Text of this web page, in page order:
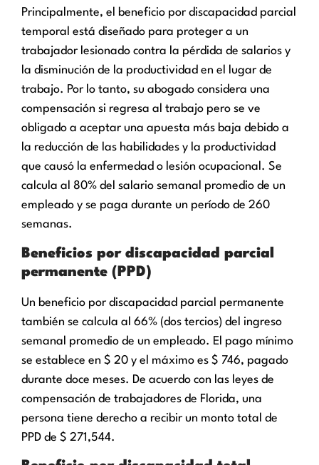
Principalmente, el beneficio por discapacidad parcial
temporal está diseñado para proteger a un
trabajador lesionado contra la pérdida de salarios y
la disminución de la productividad en el lugar de
trabajo. Por lo tanto, su abogado considera una
compensación si regresa al trabajo pero se ve
obligado a aceptar una apuesta más baja debido a
la reducción de las habilidades y la productividad
que causó la enfermedad o lesión ocupacional. Se
calcula al 80% del salario semanal promedio de un
empleado y se paga durante un período de 260
semanas.
Beneficios por discapacidad parcial
permanente (PPD)
Un beneficio por discapacidad parcial permanente
también se calcula al 66% (dos tercios) del ingreso
semanal promedio de un empleado. El pago mínimo
se establece en $ 20 y el máximo es $ 746, pagado
durante doce meses. De acuerdo con las leyes de
compensación de trabajadores de Florida, una
persona tiene derecho a recibir un monto total de
PPD de $ 271,544.